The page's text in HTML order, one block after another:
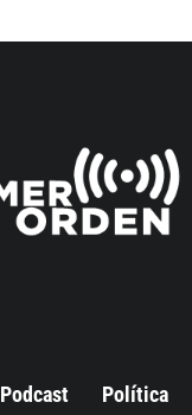
Podcast Política